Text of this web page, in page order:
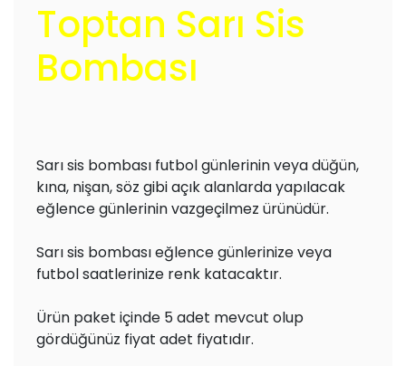
Toptan Sarı Sis
Bombası
Sarı sis bombası futbol günlerinin veya düğün,
kına, nişan, söz gibi açık alanlarda yapılacak
eğlence günlerinin vazgeçilmez ürünüdür.
Sarı sis bombası eğlence günlerinize veya
futbol saatlerinize renk katacaktır.
Ürün paket içinde 5 adet mevcut olup
gördüğünüz fiyat adet fiyatıdır.